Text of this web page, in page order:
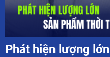
Phát hiện lượng